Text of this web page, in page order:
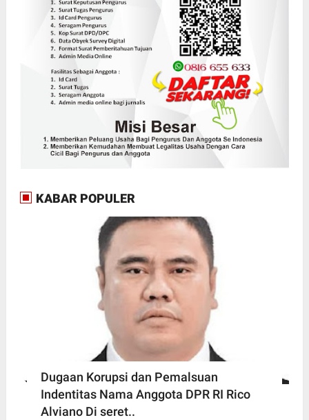
KABAR POPULER
Dugaan Korupsi dan Pemalsuan
Indentitas Nama Anggota DPR RI Rico
Alviano Di seret..